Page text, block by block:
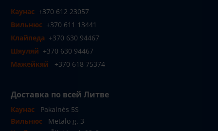
Каунас +370 612 23057
Вильнюс +370 611 13441
Клайпеда +370 630 94467
Шяуляй +370 630 94467
Мажейкяй
+370 618 75374
Доставка по всей Литве
Каунас
Pakalnės 5S
Вильнюс
Metalo g. 3